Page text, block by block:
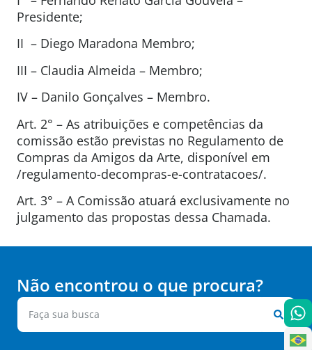
Presidente;
II – Diego Maradona Membro;
III – Claudia Almeida – Membro;
IV – Danilo Gonçalves – Membro.
Art. 2° – As atribuições e competências da
comissão estão previstas no Regulamento de
Compras da Amigos da Arte, disponível em
/regulamento-decompras-e-contratacoes/.
Art. 3° – A Comissão atuará exclusivamente no
julgamento das propostas dessa Chamada.
Não encontrou o que procura?